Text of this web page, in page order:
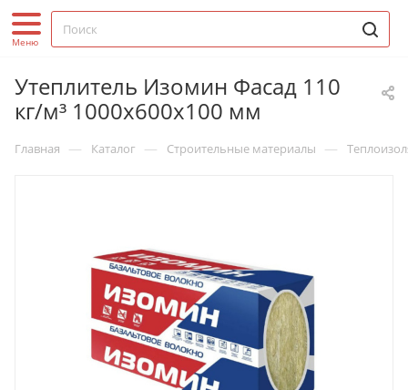
Утеплитель Изомин Фасад 110
кг/м³ 1000х600х100 мм
Главная — Каталог — Строительные материалы —